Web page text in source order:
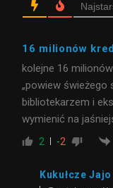
16 milionów
kolejne 16
„powiew świeżego
bibliotekarzem i
wymienić na
2 -2
Kukułcze Jajo